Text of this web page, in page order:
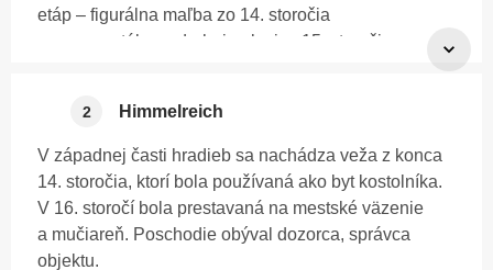
etáp – figurálna maľba zo 14. storočia
a ornamentálna z druhej polovice 15. storočia.
pôvodný objekt karnera a zmenila jeho funkciu.
pôvodné dva románske vchody, medzi ktoré bol v 16.
storočí vsadený bohatý renesančný rám, pôvodne
s Ukrižovaním.
Kostnica je zaklenutá rebrami štvorcového profilu na
2 Himmelreich
V západnej časti hradieb sa nachádza veža z konca
14. storočia, ktorí bola používaná ako byt kostolníka.
V 16. storočí bola prestavaná na mestské väzenie
a mučiareň. Poschodie obýval dozorca, správca
objektu.